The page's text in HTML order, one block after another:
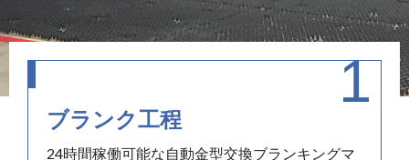
ブランク工程
24時間稼働可能な自動金型交換ブランキングマ